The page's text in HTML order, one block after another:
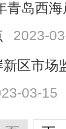
青岛西
2023-
新区市
03-15